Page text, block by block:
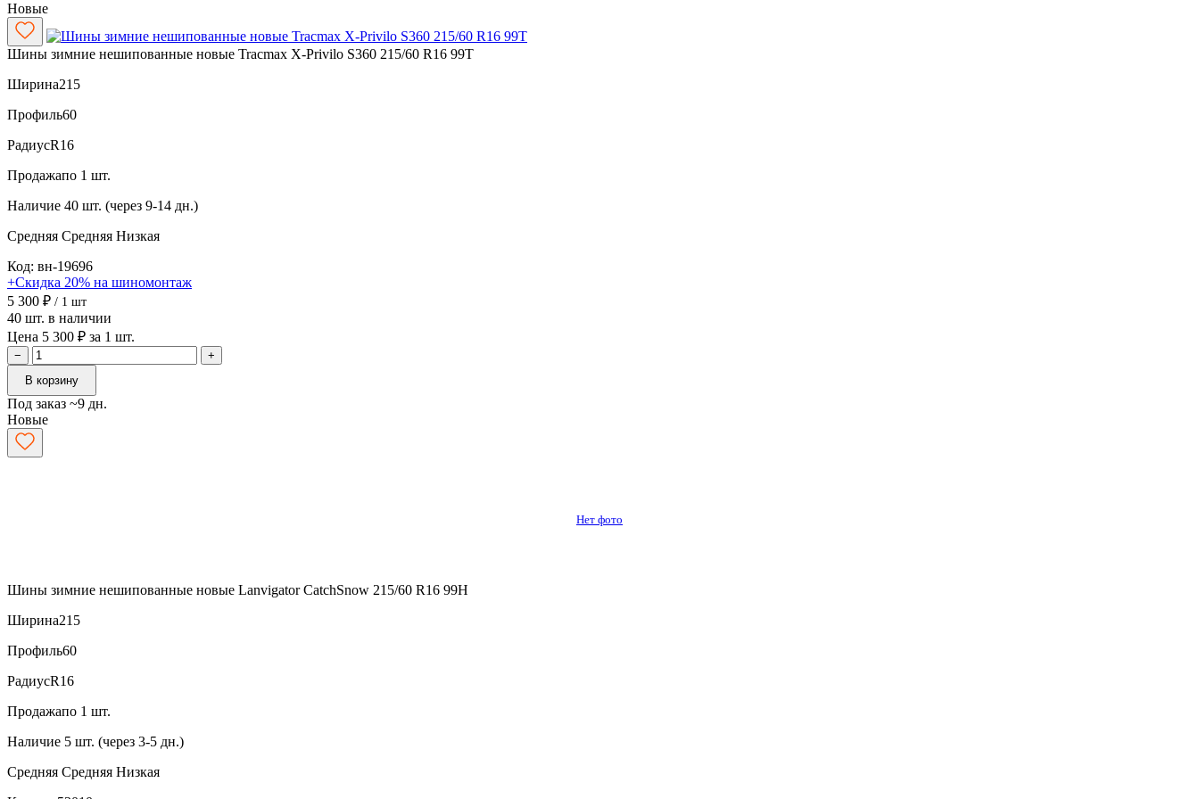
Новые
Шины зимние нешипованные новые Tracmax X-Privilo S360 215/60 R16 99T
Ширина215
Профиль60
РадиусR16
Продажапо 1 шт.
Наличие 40 шт. (через 9-14 дн.)
Средняя Средняя Низкая
Код: вн-19696
+Скидка 20% на шиномонтаж
5 300 ₽ / 1 шт
40 шт. в наличии
Цена 5 300 ₽ за 1 шт.
−
+
В корзину
Под заказ ~9 дн.
Новые
Нет фото
Шины зимние нешипованные новые Lanvigator CatchSnow 215/60 R16 99H
Ширина215
Профиль60
РадиусR16
Продажапо 1 шт.
Наличие 5 шт. (через 3-5 дн.)
Средняя Средняя Низкая